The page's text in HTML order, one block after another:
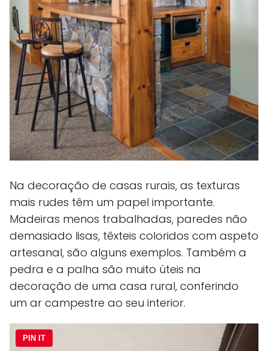
Na decoração de casas rurais, as texturas
mais rudes têm um papel importante.
Madeiras menos trabalhadas, paredes não
demasiado lisas, têxteis coloridos com aspeto
artesanal, são alguns exemplos. Também a
pedra e a palha são muito úteis na
decoração de uma casa rural, conferindo
um ar campestre ao seu interior.
PIN IT